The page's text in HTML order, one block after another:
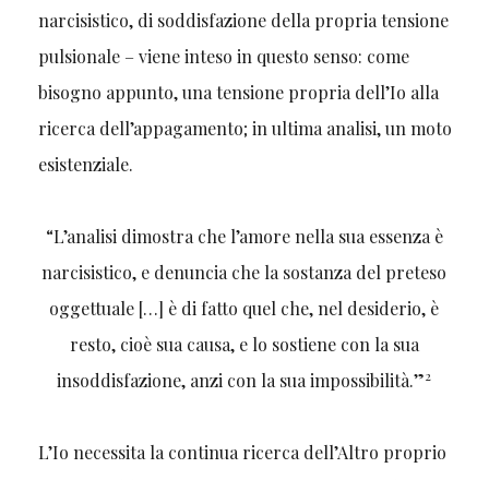
narcisistico, di soddisfazione della propria tensione
pulsionale – viene inteso in questo senso: come
bisogno appunto, una tensione propria dell’Io alla
ricerca dell’appagamento; in ultima analisi, un moto
esistenziale.
“L’analisi dimostra che l’amore nella sua essenza è
narcisistico, e denuncia che la sostanza del preteso
oggettuale […] è di fatto quel che, nel desiderio, è
resto, cioè sua causa, e lo sostiene con la sua
insoddisfazione, anzi con la sua impossibilità.”2
L’Io necessita la continua ricerca dell’Altro proprio